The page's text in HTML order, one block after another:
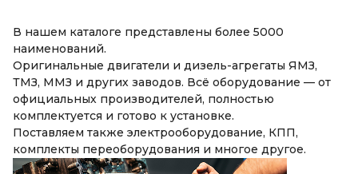
В нашем каталоге представлены более 5000
наименований.
Оригинальные двигатели и дизель-агрегаты ЯМЗ,
ТМЗ, ММЗ и других заводов. Всё оборудование — от
официальных производителей, полностью
комплектуется и готово к установке.
Поставляем также электрооборудование, КПП,
комплекты переоборудования и многое другое.